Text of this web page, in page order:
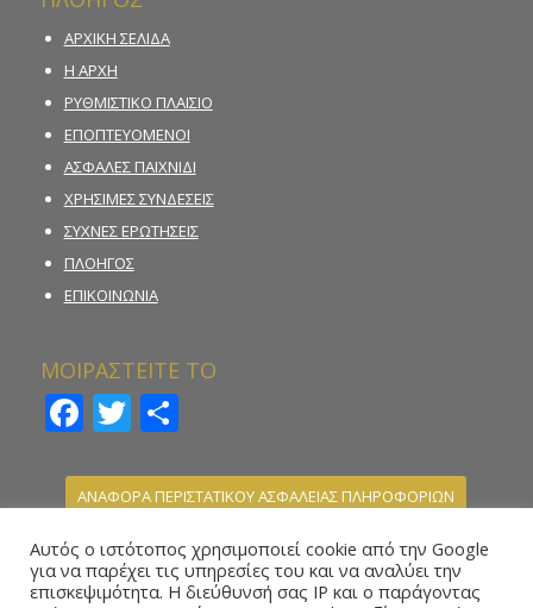
ΑΡΧΙΚΗ ΣΕΛΙΔΑ
Η ΑΡΧΗ
ΡΥΘΜΙΣΤΙΚΟ ΠΛΑΙΣΙΟ
ΕΠΟΠΤΕΥΟΜΕΝΟΙ
ΑΣΦΑΛΕΣ ΠΑΙΧΝΙΔΙ
ΧΡΗΣΙΜΕΣ ΣΥΝΔΕΣΕΙΣ
ΣΥΧΝΕΣ ΕΡΩΤΗΣΕΙΣ
ΠΛΟΗΓΟΣ
ΕΠΙΚΟΙΝΩΝΙΑ
ΜΟΙΡΑΣΤΕΙΤΕ ΤΟ
Facebook
Twitter
Μοιραστείτε
ΑΝΑΦΟΡΑ ΠΕΡΙΣΤΑΤΙΚΟΥ ΑΣΦΑΛΕΙΑΣ ΠΛΗΡΟΦΟΡΙΩΝ
ΚΑΤΑΓΓΕΛΙΑ ΠΑΡΑΝΟΜΗΣ ΣΤΟΙΧΗΜΑΤΙΚΗΣ
ΔΡΑΣΤΗΡΙΟΤΗΤΑΣ
Αυτός ο ιστότοπος χρησιμοποιεί cookie από την Google
για να παρέχει τις υπηρεσίες του και να αναλύει την
επισκεψιμότητα. Η διεύθυνσή σας IP και ο παράγοντας